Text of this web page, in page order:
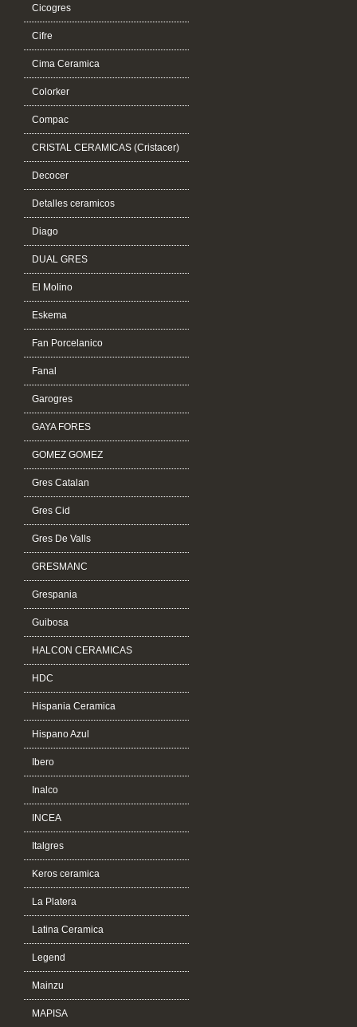
Cicogres
Cifre
Cima Ceramica
Colorker
Compac
CRISTAL CERAMICAS (Cristacer)
Decocer
Detalles ceramicos
Diago
DUAL GRES
El Molino
Eskema
Fan Porcelanico
Fanal
Garogres
GAYA FORES
GOMEZ GOMEZ
Gres Catalan
Gres Cid
Gres De Valls
GRESMANC
Grespania
Guibosa
HALCON CERAMICAS
HDC
Hispania Ceramica
Hispano Azul
Ibero
Inalco
INCEA
Italgres
Keros ceramica
La Platera
Latina Ceramica
Legend
Mainzu
MAPISA